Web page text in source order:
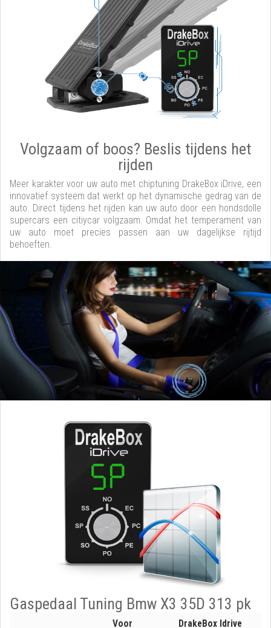
Volgzaam of boos? Beslis tijdens het
rijden
Meer karakter voor uw auto met chiptuning DrakeBox iDrive, een
innovatief systeem dat werkt op het dynamische gedrag van de
auto. Direct tijdens het rijden kan uw auto door een hondsdolle
supercars een citiycar volgzaam. Omdat het temperament van
uw auto moet precies passen aan uw dagelijkse rijtijd
behoeften.
Gaspedaal Tuning Bmw X3 35D 313 pk
Voor DrakeBox Idrive